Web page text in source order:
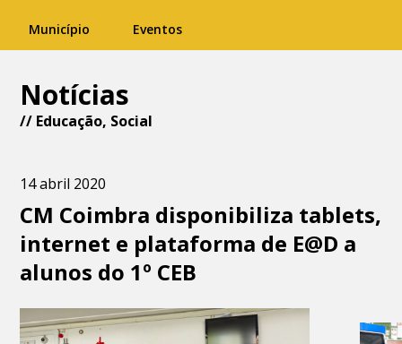
Município Eventos
Notícias
// Educação, Social
14 abril 2020
CM Coimbra disponibiliza tablets,
internet e plataforma de E@D a
alunos do 1º CEB